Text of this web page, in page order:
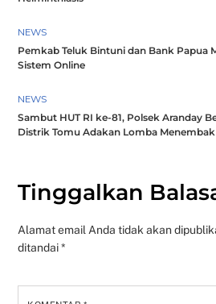
NEWS
Pemkab Teluk Bintuni dan Bank Papua
Sistem Online
NEWS
Sambut HUT RI ke-81, Polsek Aranday
Distrik Tomu Adakan Lomba Menembak
Tinggalkan
Alamat email Anda tidak akan
ditandai*